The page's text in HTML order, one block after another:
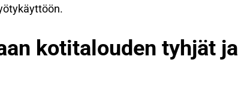
kotitalouden tyhjät ja